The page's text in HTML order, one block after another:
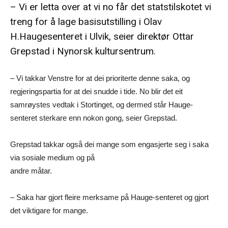
– Vi er letta over at vi no får det statstilskotet vi
treng for å lage basisutstilling i Olav
H.Haugesenteret i Ulvik, seier direktør Ottar
Grepstad i Nynorsk kultursentrum.
– Vi takkar Venstre for at dei prioriterte denne saka, og
regjeringspartia for at dei snudde i tide. No blir det eit
samrøystes vedtak i Stortinget, og dermed står Hauge-
senteret sterkare enn nokon gong, seier Grepstad.
Grepstad takkar også dei mange som engasjerte seg i saka
via sosiale medium og på
andre måtar.
– Saka har gjort fleire merksame på Hauge-senteret og gjort
det viktigare for mange.